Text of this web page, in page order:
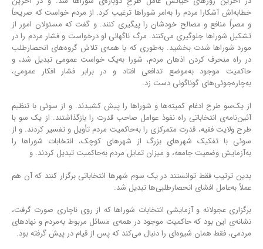
خطابه‌اش آشکارا مردم را به‌امر شوراها ترغیب کرد. از مردم خواست که صریحاً
و مصراً منافع و مصالح خودشان را پیگیری کنند. و گفت که مسئولان امور از
تشکیل شوراها جلوگیری می‌کنند. مرگ ناگهانی او درخواست و فشار مردم را در
مورد شوراها شدت بخشید. به‌طوری که با همه‌ی تلاش گروه‌های انحصارطلب
در راه منحرف کردن اذهان مردم، شورا به‌یک خواست عمومی تبدیل شد، و
حاکمیت موجود به‌موضع تدافعی افتاد و در برابر فشار افکار عمومی،
به‌چاره‌جوئی‌های گوناگونی دست زد.
از یک‌سو طرح ادغام کمیته‌ها و شوراها را پیش کشیدند. و از سوئی با تنظیم
آئین‌نامه‌ی انتخاباتی راه نفوذ عوامل صاحب قدرت را بازگذاشتند. از یک سو با
طرح ولایت فقیه، قدرت متمرکزی را به‌حاکمیت مردم تأویل و تفسیر کردند. و از
سوئی با تفکیک شهرهای بزرگ از شهرهای کوچک، انتخابات شوراها را
به‌آزمایش وضعیت جامعه، و میزان تمایل مردم به‌حاکمیت تبدیل کردند. و
بدین ترتیب فقط توانستند در یک سوم شهرها انتخاباتی برگزار کنند که آن هم
عملاً به‌عامل افشای انحصارطلبی‌ها تبدیل شد.
برگزاری عجولانه و آزمایشی انتخابات شوراها که از روی ناچاری صورت گرفت،
نشانه‌ی این بود که حاکمیت موجود در همه‌ی مسائل مربوط به‌مردم و نهادهای
مردمی، فقط همان شیوه‌ای را دنبال می‌کند که پس از قیام در پیش گرفته بود.